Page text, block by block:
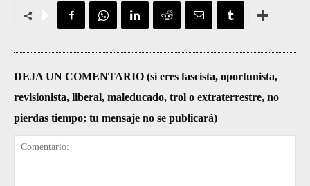
DEJA UN COMENTARIO (si eres fascista, oportunista,
revisionista, liberal, maleducado, trol o extraterrestre, no
pierdas tiempo; tu mensaje no se publicará)